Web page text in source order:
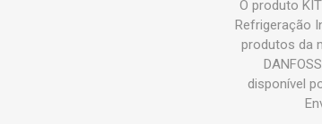
O produto
Refrigeração
produtos da
disponível